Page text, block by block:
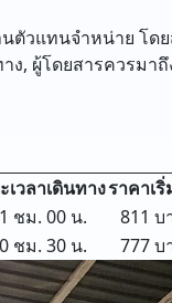
ตัวแทนจำหน่าย โ
ง, ผู้โดยสารควรมา
เวลาเดินทางราคาเ
ชม. 00 น.
811 บ
ชม. 30 น. 777 บ